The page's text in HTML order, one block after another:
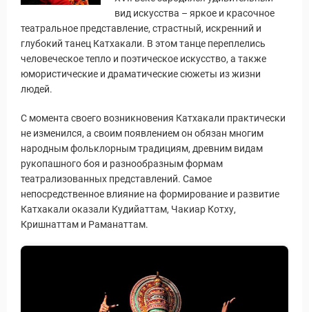
вид искусства – яркое и красочное
театральное представление, страстный, искренний и
глубокий танец Катхакали. В этом танце переплелись
человеческое тепло и поэтическое искусство, а также
юмористические и драматические сюжеты из жизни
людей.
С момента своего возникновения Катхакали практически
не изменился, а своим появлением он обязан многим
народным фольклорным традициям, древним видам
рукопашного боя и разнообразным формам
театрализованных представлений. Самое
непосредственное влияние на формирование и развитие
Катхакали оказали Кудийаттам, Чакиар Котху,
Кришнаттам и Раманаттам.